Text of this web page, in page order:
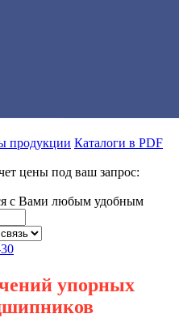
продукции Каталоги в PDF
цены под ваш запрос:
с Вами любым удобным
упорных